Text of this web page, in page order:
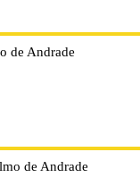
de Andrade
de Andrade